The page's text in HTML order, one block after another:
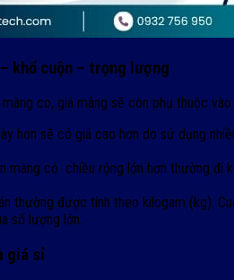
khổ cuộn – trọng lượng
co, giá màng sẽ còn phụ thuộc
hơn sẽ có giá cao hơn do sử dụng
màng có chiều rộng lớn hơn thường đi
thường được tính theo kilogam (kg).
số lượng lớn.
giá sỉ